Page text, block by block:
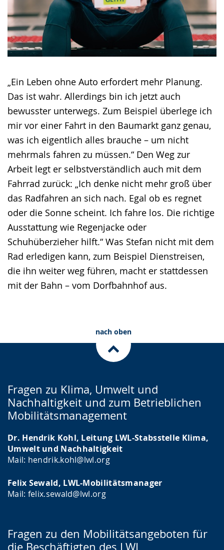
„Ein Leben ohne Auto erfordert mehr Planung.
Das ist wahr. Allerdings bin ich jetzt auch
bewusster unterwegs. Zum Beispiel überlege ich
mir vor einer Fahrt in den Baumarkt ganz genau,
was ich eigentlich alles brauche – um nicht
mehrmals fahren zu müssen.“ Den Weg zur
Arbeit legt er selbstverständlich auch mit dem
Fahrrad zurück: „Ich denke nicht mehr groß über
das Radfahren an sich nach. Egal ob es regnet
oder die Sonne scheint. Ich fahre los. Die richtige
Ausstattung wie Regenjacke oder
Schuhüberzieher hilft.“ Was Stefan nicht mit dem
Rad erledigen kann, zum Beispiel Dienstreisen,
die ihn weiter weg führen, macht er stattdessen
mit der Bahn – vom Dorfbahnhof aus.
nach oben
Fragen zu Klima, Umwelt und
Nachhaltigkeit und zum Betrieblichen
Mobilitätsmanagement
Dr. Hendrik Kohl, Leitung LWL-Stabsstelle Klima,
Umwelt und Nachhaltigkeit
Mail: hendrik.kohl@lwl.org
Felix Sewald, LWL-Mobilitätsmanager
Mail: felix.sewald@lwl.org
Fragen zu den Mobilitätsangeboten für
die Beschäftigten des LWL